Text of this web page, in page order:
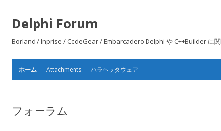
Delphi Forum
Borland / Inprise / CodeGear / Embarcadero Delphi や C++Builder に
ホーム Attachments ハラヘッタウェア
フォーラム